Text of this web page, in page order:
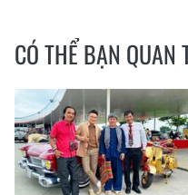
CÓ THỂ BẠN QUAN